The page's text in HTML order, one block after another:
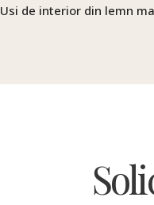
Usi de interior din lemn